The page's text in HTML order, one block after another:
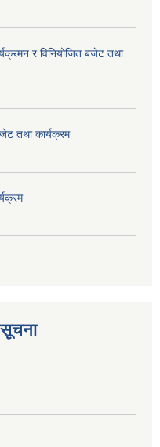
र विनियोजित बजेट तथा
तथा कार्यक्रम